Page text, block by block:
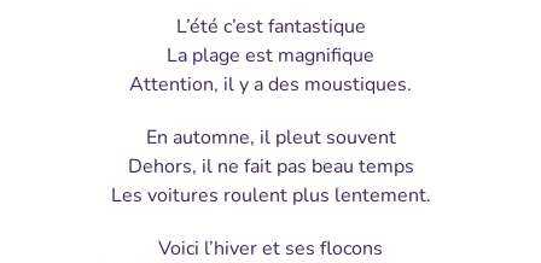
L’été c’est fantastique
La plage est magnifique
Attention, il y a des moustiques.
En automne, il pleut souvent
Dehors, il ne fait pas beau temps
Les voitures roulent plus lentement.
Voici l’hiver et ses flocons